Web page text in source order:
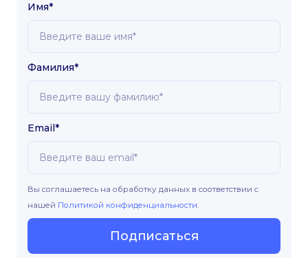
Имя*
Фамилия*
Email*
Вы соглашаетесь на обработку данных в соответствии с
нашей Политикой конфиденциальности.
Подписаться